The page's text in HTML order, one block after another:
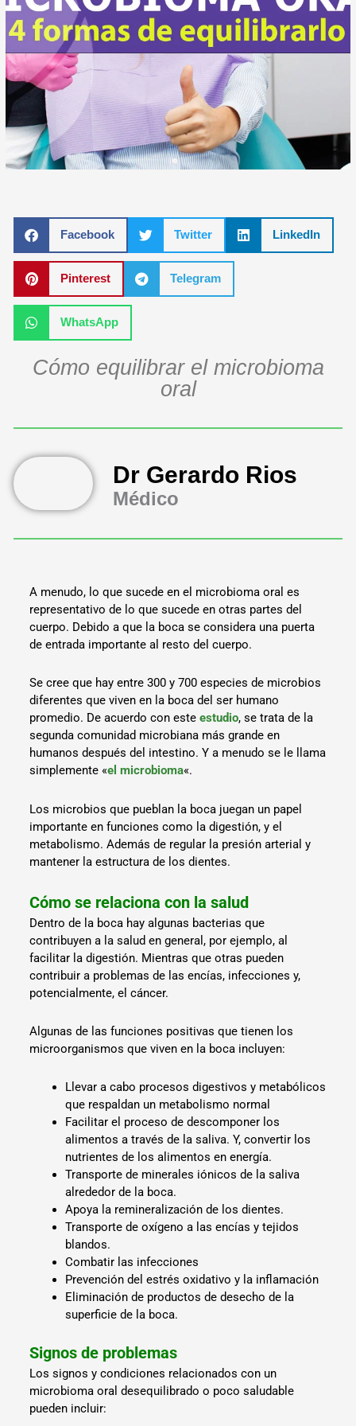
Facebook Twitter LinkedIn
Pinterest Telegram
WhatsApp
Cómo equilibrar el microbioma
oral
Dr Gerardo Rios
Médico
A menudo, lo que sucede en el microbioma oral es
representativo de lo que sucede en otras partes del
cuerpo. Debido a que la boca se considera una puerta
de entrada importante al resto del cuerpo.
Se cree que hay entre 300 y 700 especies de microbios
diferentes que viven en la boca del ser humano
promedio. De acuerdo con esteestudio, se trata de la
segunda comunidad microbiana más grande en
humanos después del intestino. Y a menudo se le llama
simplemente «el microbioma«.
Los microbios que pueblan la boca juegan un papel
importante en funciones como la digestión, y el
metabolismo. Además de regular la presión arterial y
mantener la estructura de los dientes.
Cómo se relaciona con la salud
Dentro de la boca hay algunas bacterias que
contribuyen a la salud en general, por ejemplo, al
facilitar la digestión. Mientras que otras pueden
contribuir a problemas de las encías, infecciones y,
potencialmente, el cáncer.
Algunas de las funciones positivas que tienen los
microorganismos que viven en la boca incluyen:
Llevar a cabo procesos digestivos y metabólicos
que respaldan un metabolismo normal
Facilitar el proceso de descomponer los
alimentos a través de la saliva. Y, convertir los
nutrientes de los alimentos en energía.
Transporte de minerales iónicos de la saliva
alrededor de la boca.
Apoya la remineralización de los dientes.
Transporte de oxígeno a las encías y tejidos
blandos.
Combatir las infecciones
Prevención del estrés oxidativo y la inflamación
Eliminación de productos de desecho de la
superficie de la boca.
Signos de problemas
Los signos y condiciones relacionados con un
microbioma oral desequilibrado o poco saludable
pueden incluir: